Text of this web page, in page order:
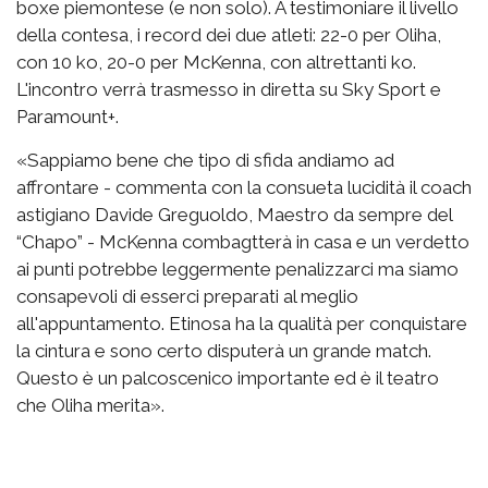
boxe piemontese (e non solo). A testimoniare il livello
della contesa, i record dei due atleti: 22-0 per Oliha,
con 10 ko, 20-0 per McKenna, con altrettanti ko.
L'incontro verrà trasmesso in diretta su Sky Sport e
Paramount+.
«Sappiamo bene che tipo di sfida andiamo ad
affrontare - commenta con la consueta lucidità il coach
astigiano Davide Greguoldo, Maestro da sempre del
“Chapo” - McKenna combagtterà in casa e un verdetto
ai punti potrebbe leggermente penalizzarci ma siamo
consapevoli di esserci preparati al meglio
all'appuntamento. Etinosa ha la qualità per conquistare
la cintura e sono certo disputerà un grande match.
Questo è un palcoscenico importante ed è il teatro
che Oliha merita».